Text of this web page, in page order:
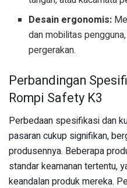
Desain ergonomis:
dan mobilitas
pergerakan.
Perbandingan
Rompi Safety K3
Perbedaan spesifikasi dan
pasaran cukup signifikan,
produsennya. Beberapa
standar keamanan tertentu,
keandalan produk mereka.